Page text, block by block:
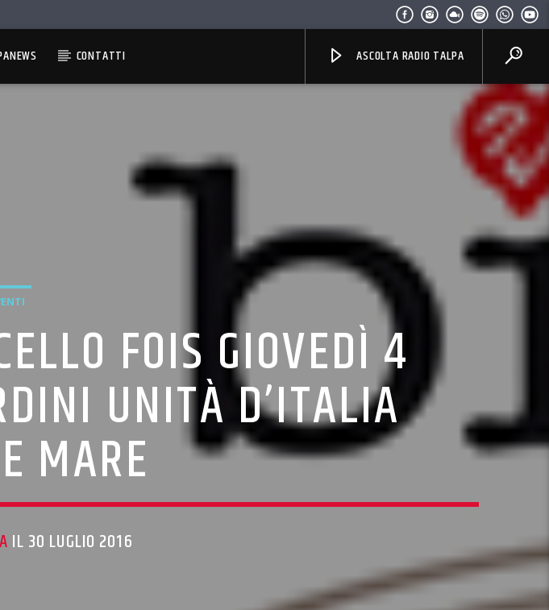
CONTATTI ASCOLTA RADIO TALPA
FOIS GIOVEDÌ 4
UNITÀ D’ITALIA
MARE
IL 30 LUGLIO 2016